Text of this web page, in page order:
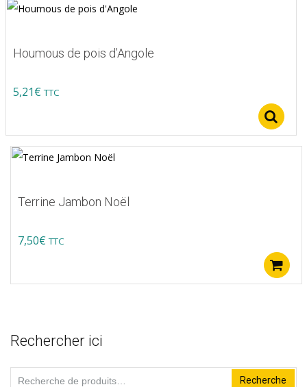
Houmous de pois d’Angole
5,21€ TTC
Terrine Jambon Noël
7,50€ TTC
Rechercher ici
Recherche
Recherche